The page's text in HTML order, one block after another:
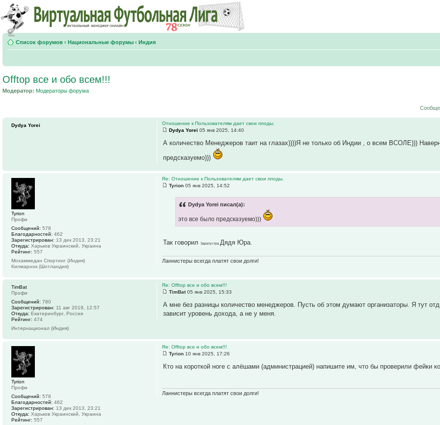
Список форумов ‹ Национальные форумы ‹ Индия
Offtop все и обо всем!!!
Модератор: Модераторы форума
Отношение к Пользователям дает свои плоды.
Dydya Yorei 05 янв 2025, 14:40
А количество Менеджеров таит на глазах))))Я не только об Индии , о всем ВСОЛЕ)))
предсказуемо)))
Dydya Yorei
Re: Отношение к Пользователям дает свои плоды.
Tyrion 05 янв 2025, 14:52
Dydya Yorei писал(а):
это все было предсказуемо)))
Так говорилЗаратустра Дядя Юра.
Ланнистеры всегда платят свои долги!
Tyrion
Профи
Сообщений: 578
Благодарностей: 462
Зарегистрирован: 13 дек 2013, 23:21
Откуда: Харьков Украинский, Украина
Рейтинг: 557
Мохаммедан Спортинг (Индия)
Килмарнок (Шотландия)
Re: Offtop все и обо всем!!!
TimBat05 янв 2025, 15:33
А мне без разницы количество менеджеров. Пусть об этом думают организаторы. Я тут
зависит уровень дохода, а не у меня.
TimBat
Профи
Сообщений: 780
Зарегистрирован: 11 авг 2019, 12:57
Откуда: Екатеринбург, Россия
Рейтинг: 474
Интернационал (Индия)
Re: Offtop все и обо всем!!!
Tyrion 10 янв 2025, 17:26
Кто на короткой ноге с алёшами (администрацией) напишите им, что бы проверили фейки
Ланнистеры всегда платят свои долги!
Tyrion
Профи
Сообщений: 578
Благодарностей: 462
Зарегистрирован: 13 дек 2013, 23:21
Откуда: Харьков Украинский, Украина
Рейтинг: 557